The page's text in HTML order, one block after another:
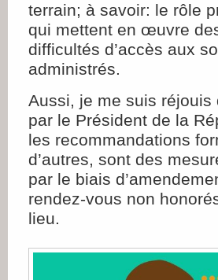
terrain; à savoir: le rôle
qui mettent en œuvre
difficultés d’accès aux
administrés.
Aussi, je me suis
par le Président de la
les recommandations
d’autres, sont des
par le biais
rendez-vous non
lieu.